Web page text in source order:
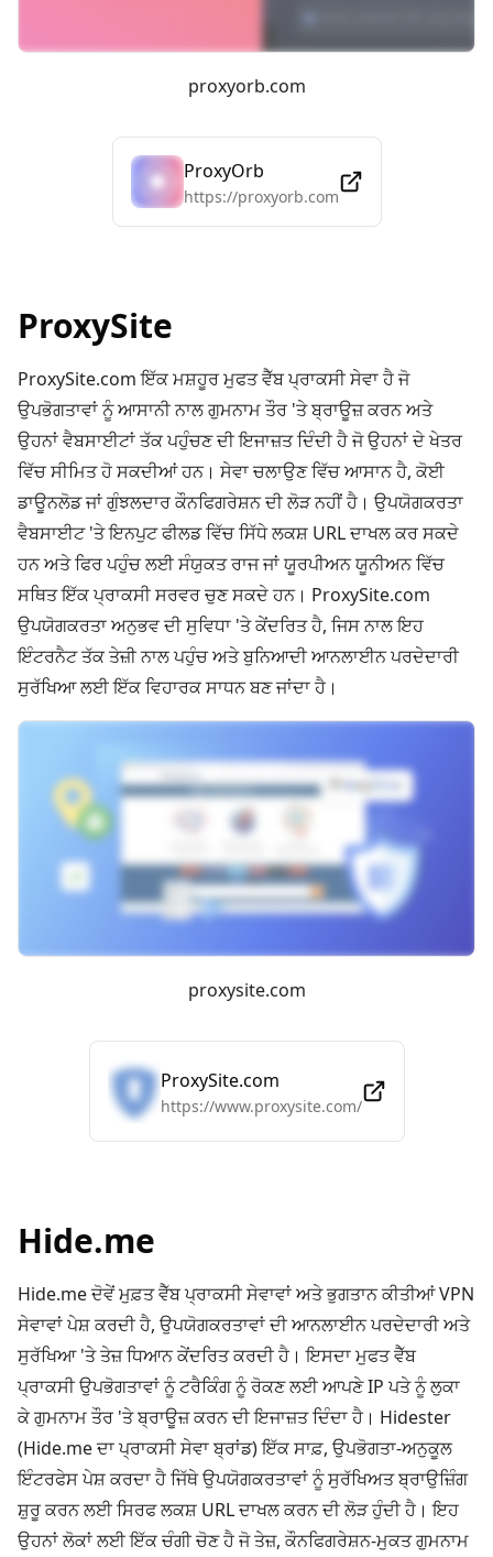
proxyorb.com
ProxyOrb
https://proxyorb.com
ProxySite
ProxySite.com ਇੱਕ ਮਸ਼ਹੂਰ ਮੁਫਤ ਵੈੱਬ ਪ੍ਰਾਕਸੀ ਸੇਵਾ ਹੈ ਜੋ
ਉਪਭੋਗਤਾਵਾਂ ਨੂੰ ਆਸਾਨੀ ਨਾਲ ਗੁਮਨਾਮ ਤੌਰ 'ਤੇ ਬ੍ਰਾਊਜ਼ ਕਰਨ ਅਤੇ
ਉਹਨਾਂ ਵੈਬਸਾਈਟਾਂ ਤੱਕ ਪਹੁੰਚਣ ਦੀ ਇਜਾਜ਼ਤ ਦਿੰਦੀ ਹੈ ਜੋ ਉਹਨਾਂ ਦੇ ਖੇਤਰ
ਵਿੱਚ ਸੀਮਿਤ ਹੋ ਸਕਦੀਆਂ ਹਨ। ਸੇਵਾ ਚਲਾਉਣ ਵਿੱਚ ਆਸਾਨ ਹੈ, ਕੋਈ
ਡਾਊਨਲੋਡ ਜਾਂ ਗੁੰਝਲਦਾਰ ਕੌਨਫਿਗਰੇਸ਼ਨ ਦੀ ਲੋੜ ਨਹੀਂ ਹੈ। ਉਪਯੋਗਕਰਤਾ
ਵੈਬਸਾਈਟ 'ਤੇ ਇਨਪੁਟ ਫੀਲਡ ਵਿੱਚ ਸਿੱਧੇ ਲਕਸ਼ URL ਦਾਖਲ ਕਰ ਸਕਦੇ
ਹਨ ਅਤੇ ਫਿਰ ਪਹੁੰਚ ਲਈ ਸੰਯੁਕਤ ਰਾਜ ਜਾਂ ਯੂਰਪੀਅਨ ਯੂਨੀਅਨ ਵਿੱਚ
ਸਥਿਤ ਇੱਕ ਪ੍ਰਾਕਸੀ ਸਰਵਰ ਚੁਣ ਸਕਦੇ ਹਨ। ProxySite.com
ਉਪਯੋਗਕਰਤਾ ਅਨੁਭਵ ਦੀ ਸੁਵਿਧਾ 'ਤੇ ਕੇਂਦਰਿਤ ਹੈ, ਜਿਸ ਨਾਲ ਇਹ
ਇੰਟਰਨੈਟ ਤੱਕ ਤੇਜ਼ੀ ਨਾਲ ਪਹੁੰਚ ਅਤੇ ਬੁਨਿਆਦੀ ਆਨਲਾਈਨ ਪਰਦੇਦਾਰੀ
ਸੁਰੱਖਿਆ ਲਈ ਇੱਕ ਵਿਹਾਰਕ ਸਾਧਨ ਬਣ ਜਾਂਦਾ ਹੈ।
proxysite.com
ProxySite.com
https://www.proxysite.com/
Hide.me
Hide.me ਦੋਵੇਂ ਮੁਫ਼ਤ ਵੈੱਬ ਪ੍ਰਾਕਸੀ ਸੇਵਾਵਾਂ ਅਤੇ ਭੁਗਤਾਨ ਕੀਤੀਆਂ VPN
ਸੇਵਾਵਾਂ ਪੇਸ਼ ਕਰਦੀ ਹੈ, ਉਪਯੋਗਕਰਤਾਵਾਂ ਦੀ ਆਨਲਾਈਨ ਪਰਦੇਦਾਰੀ ਅਤੇ
ਸੁਰੱਖਿਆ 'ਤੇ ਤੇਜ਼ ਧਿਆਨ ਕੇਂਦਰਿਤ ਕਰਦੀ ਹੈ। ਇਸਦਾ ਮੁਫਤ ਵੈੱਬ
ਪ੍ਰਾਕਸੀ ਉਪਭੋਗਤਾਵਾਂ ਨੂੰ ਟਰੈਕਿੰਗ ਨੂੰ ਰੋਕਣ ਲਈ ਆਪਣੇ IP ਪਤੇ ਨੂੰ ਲੁਕਾ
ਕੇ ਗੁਮਨਾਮ ਤੌਰ 'ਤੇ ਬ੍ਰਾਊਜ਼ ਕਰਨ ਦੀ ਇਜਾਜ਼ਤ ਦਿੰਦਾ ਹੈ। Hidester
(Hide.me ਦਾ ਪ੍ਰਾਕਸੀ ਸੇਵਾ ਬ੍ਰਾਂਡ) ਇੱਕ ਸਾਫ਼, ਉਪਭੋਗਤਾ-ਅਨੁਕੂਲ
ਇੰਟਰਫੇਸ ਪੇਸ਼ ਕਰਦਾ ਹੈ ਜਿੱਥੇ ਉਪਯੋਗਕਰਤਾਵਾਂ ਨੂੰ ਸੁਰੱਖਿਅਤ ਬ੍ਰਾਉਜ਼ਿੰਗ
ਸ਼ੁਰੂ ਕਰਨ ਲਈ ਸਿਰਫ ਲਕਸ਼ URL ਦਾਖਲ ਕਰਨ ਦੀ ਲੋੜ ਹੁੰਦੀ ਹੈ। ਇਹ
ਉਹਨਾਂ ਲੋਕਾਂ ਲਈ ਇੱਕ ਚੰਗੀ ਚੋਣ ਹੈ ਜੋ ਤੇਜ਼, ਕੌਨਫਿਗਰੇਸ਼ਨ-ਮੁਕਤ ਗੁਮਨਾਮ